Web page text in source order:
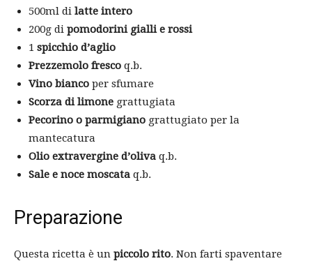
500ml di latte intero
200g di pomodorini gialli e rossi
1 spicchio d’aglio
Prezzemolo fresco q.b.
Vino bianco per sfumare
Scorza di limone grattugiata
Pecorino o parmigiano grattugiato per la
mantecatura
Olio extravergine d’oliva q.b.
Sale e noce moscata q.b.
Preparazione
Questa ricetta è un piccolo rito. Non farti spaventare